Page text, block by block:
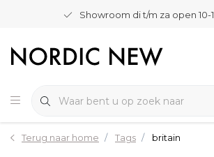
Showroom di t/m za open 10-
Terug naar home Tags britain